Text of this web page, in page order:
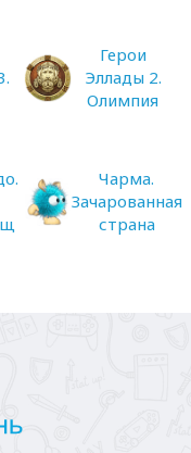
Герои
Эллады 2.
Олимпия
Чарма.
Зачарованная
страна